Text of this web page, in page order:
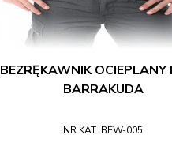
BEZRĘKAWNIK OCIEPLANY
BARRAKUDA
NR KAT: BEW-005